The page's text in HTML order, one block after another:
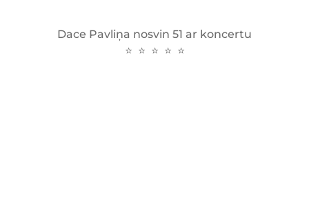
Dace Pavliņa nosvin 51 ar koncertu
⭐ ⭐ ⭐ ⭐ ⭐